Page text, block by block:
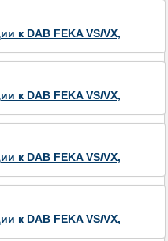
к DAB FEKA VS/VX,
к DAB FEKA VS/VX,
к DAB FEKA VS/VX,
к DAB FEKA VS/VX,